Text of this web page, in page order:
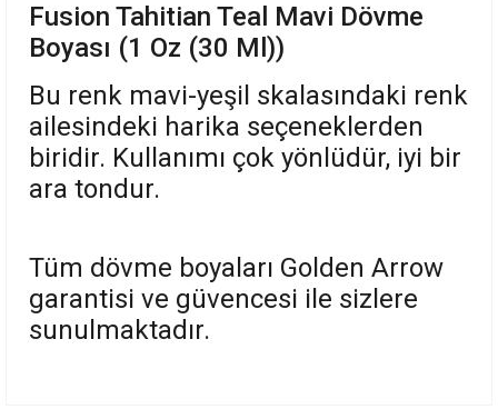
Fusion Tahitian Teal Mavi Dövme
Boyası (1 Oz (30 Ml))
Bu renk mavi-yeşil skalasındaki renk
ailesindeki harika seçeneklerden
biridir. Kullanımı çok yönlüdür, iyi bir
ara tondur.
Tüm dövme boyaları Golden Arrow
garantisi ve güvencesi ile sizlere
sunulmaktadır.